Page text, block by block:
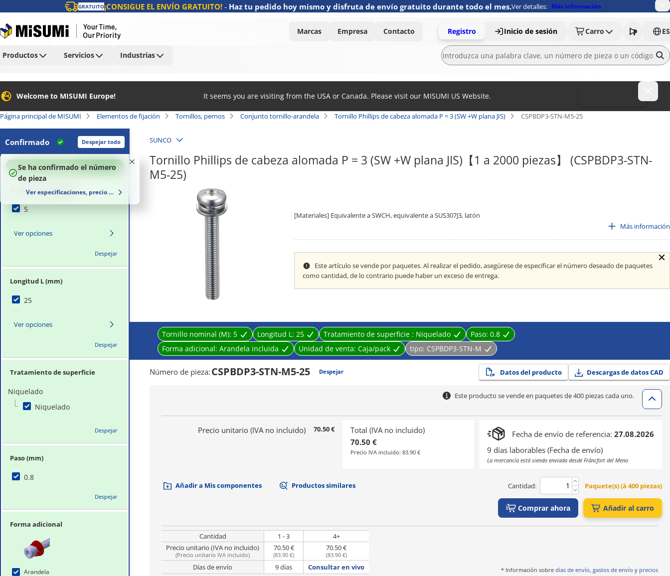
GRATUITO¡CONSIGUE EL ENVÍO GRATUITO!- Haz tu pedido hoy mismo y disfruta de envío gratuito durante todo el mes.Ver detalles: Más información
Marcas Empresa Contacto Registro Inicio de sesión Carro ES
Productos Servicios Industrias
Welcome to MISUMI Europe! It seems you are visiting from the USA or Canada. Please visit our MISUMI US Website.
Página principal de MISUMI Elementos de fijación Tornillos, pernos Conjunto tornillo-arandela Tornillo Phillips de cabeza alomada P = 3 (SW +W plana JIS) CSPBDP3-STN-M5-25
Confirmado Despejar todo
100%
Se ha confirmado el número
de pieza
Ver especificaciones, precio y plazo de entrega
Tornillo nominal (M)
5
Ver opciones
Despejar
Longitud L (mm)
25
Ver opciones
Despejar
Tratamiento de superficie
Niquelado
Niquelado
Despejar
Paso (mm)
0.8
Despejar
Forma adicional
Arandela
SUNCO
Tornillo Phillips de cabeza alomada P = 3 (SW +W plana JIS)【1 a 2000 piezas】 (CSPBDP3-STN-
M5-25)
[Materiales] Equivalente a SWCH, equivalente a SUS307J3, latón
[Tratamiento superficial] Ninguno, cromatizado trivalente, trivalente negro, trivalente blanco, cromatado brillante,Más información
Este artículo se vende por paquetes. Al realizar el pedido, asegúrese de especificar el número deseado de paquetes
como cantidad, de lo contrario puede haber un exceso de entrega.
Tornillo nominal (M): 5 Longitud L: 25 Tratamiento de superficie : Niquelado Paso: 0.8
Forma adicional: Arandela incluida Unidad de venta: Caja/pack tipo: CSPBDP3-STN-M
Número de pieza: CSPBDP3-STN-M5-25 Despejar Datos del producto Descargas de datos CAD
Este producto se vende en paquetes de 400 piezas cada uno.
Precio unitario (IVA no incluido) 70.50 €
Total (IVA no incluido)
70.50 €
Precio IVA incluido: 83.90 €
Fecha de envío de referencia: 27.08.2026
9 días laborables (Fecha de envío)
La mercancía está siendo enviada desde Fráncfort del Meno
Añadir a Mis componentes Productos similares Cantidad: Paquete(s) (à 400 piezas)
Comprar ahora Añadir al carro
Cantidad 1 - 3
4+
Precio unitario (IVA no incluido)
(Precio unitario IVA incluido)
70.50 €
(83.90 €)
70.50 €
(83.90 €)
Días de envío 9 días Consultar en vivo * Información sobre días de envío, gastos de envío y precios